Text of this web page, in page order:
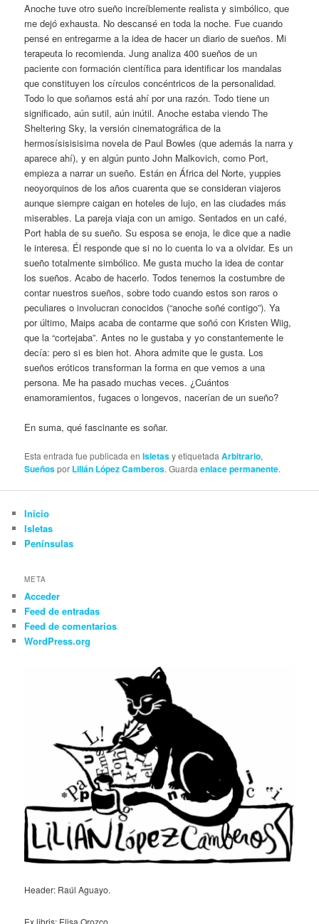
Anoche tuve otro sueño increíblemente realista y simbólico, que
me dejó exhausta. No descansé en toda la noche. Fue cuando
pensé en entregarme a la idea de hacer un diario de sueños. Mi
terapeuta lo recomienda. Jung analiza 400 sueños de un
paciente con formación científica para identificar los mandalas
que constituyen los círculos concéntricos de la personalidad.
Todo lo que soñamos está ahí por una razón. Todo tiene un
significado, aún sutil, aún inútil. Anoche estaba viendo The
Sheltering Sky, la versión cinematográfica de la
hermosísisisisima novela de Paul Bowles (que además la narra y
aparece ahí), y en algún punto John Malkovich, como Port,
empieza a narrar un sueño. Están en África del Norte, yuppies
neoyorquinos de los años cuarenta que se consideran viajeros
aunque siempre caigan en hoteles de lujo, en las ciudades más
miserables. La pareja viaja con un amigo. Sentados en un café,
Port habla de su sueño. Su esposa se enoja, le dice que a nadie
le interesa. Él responde que si no lo cuenta lo va a olvidar. Es un
sueño totalmente simbólico. Me gusta mucho la idea de contar
los sueños. Acabo de hacerlo. Todos tenemos la costumbre de
contar nuestros sueños, sobre todo cuando estos son raros o
peculiares o involucran conocidos (“anoche soñé contigo”). Ya
por último, Maips acaba de contarme que soñó con Kristen Wiig,
que la “cortejaba”. Antes no le gustaba y yo constantemente le
decía: pero si es bien hot. Ahora admite que le gusta. Los
sueños eróticos transforman la forma en que vemos a una
persona. Me ha pasado muchas veces. ¿Cuántos
enamoramientos, fugaces o longevos, nacerían de un sueño?
En suma, qué fascinante es soñar.
Esta entrada fue publicada enIsletasy etiquetadaArbitrario,
Sueñospor Lilián López Camberos. Guardaenlace permanente.
Inicio
Isletas
Penínsulas
META
Acceder
Feed de entradas
Feed de comentarios
WordPress.org
Header: Raúl Aguayo.
Ex libris: Elisa Orozco.